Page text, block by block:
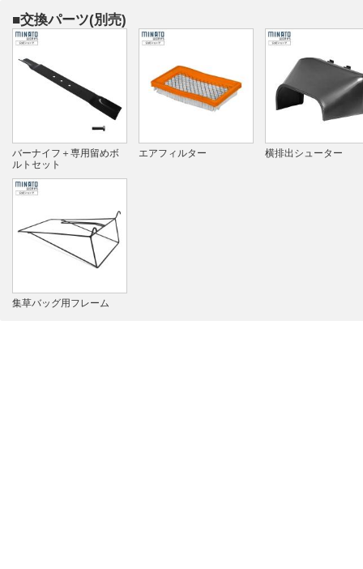
■交換パーツ(別売)
バーナイフ＋専用留めボ
ルトセット
エアフィルター 横排出シューター
集草バッグ用フレーム